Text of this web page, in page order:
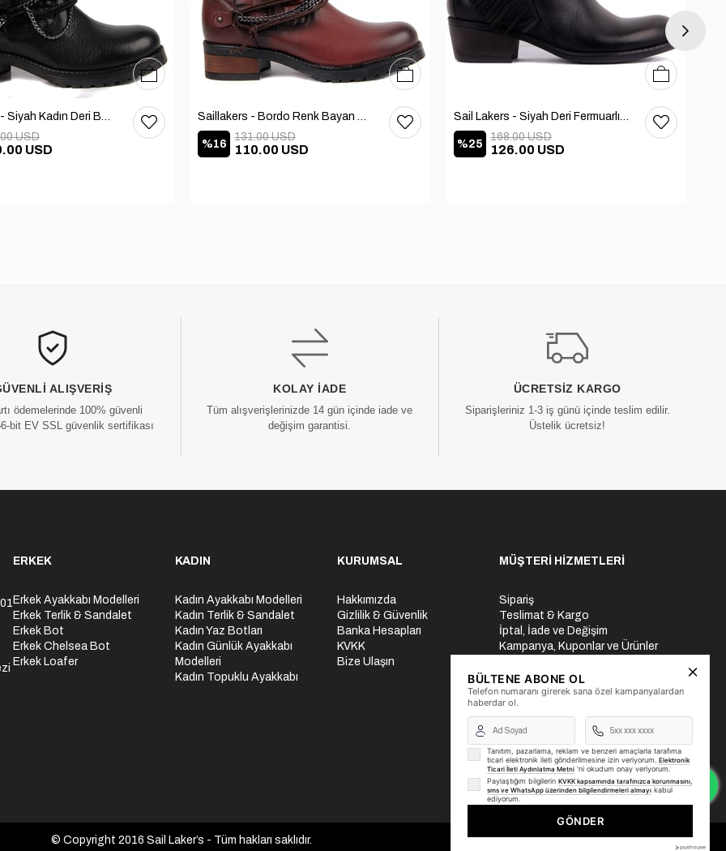
Sail Lakers - Siyah Kadın Deri Bot 105-936-1520
USD
USD
3637 38
Saillakers - Bordo Renk Bayan Deri Bot 105-936-1520
%16 110.00 USD
131.00 USD
3637 38
Sail Lakers - Siyah Deri Fermuarlı Kadın Bot 105-2409-VENUS
%25 126.00 USD
168.00 USD
3637 38
ALIŞVERIŞ
ödemelerinde 100% güvenli
bit EV SSL güvenlik sertifikası
KOLAY İADE
Tüm alışverişlerinizde 14 gün içinde iade ve
değişim garantisi.
ÜCRETSIZ KARGO
Siparişleriniz 1-3 iş günü içinde teslim edilir.
Üstelik ücretsiz!
ERKEK
Erkek Ayakkabı Modelleri
Erkek Terlik & Sandalet
Erkek Bot
Erkek Chelsea Bot
Erkek Loafer
KADIN
Kadın Ayakkabı Modelleri
Kadın Terlik & Sandalet
Kadın Yaz Botları
Kadın Günlük Ayakkabı
Modelleri
Kadın Topuklu Ayakkabı
KURUMSAL
Hakkımızda
Gizlilik & Güvenlik
Banka Hesapları
KVKK
Bize Ulaşın
MÜŞTERİ HİZMETLERİ
Sipariş
Teslimat & Kargo
İptal, İade ve Değişim
Kampanya, Kuponlar ve Ürünler
Üyelik İşlemleri
Yurtdışı Gönderi
© Copyright 2016 Sail Laker’s - Tüm hakları saklıdır.
BÜLTENE ABONE OL
Telefon numaranı girerek sana özel kampanyalardan
haberdar ol.
Tanıtım, pazarlama, reklam ve benzeri amaçlarla tarafıma
ticari elektronik ileti gönderilmesine izin veriyorum. Elektronik
Ticari İleti Aydınlatma Metni 'ni okudum onay veriyorum.
Paylaştığım bilgilerin KVKK kapsamında tarafınızca korunmasını,
sms ve WhatsApp üzerinden bilgilendirmeleri almayı kabul
ediyorum.
GÖNDER